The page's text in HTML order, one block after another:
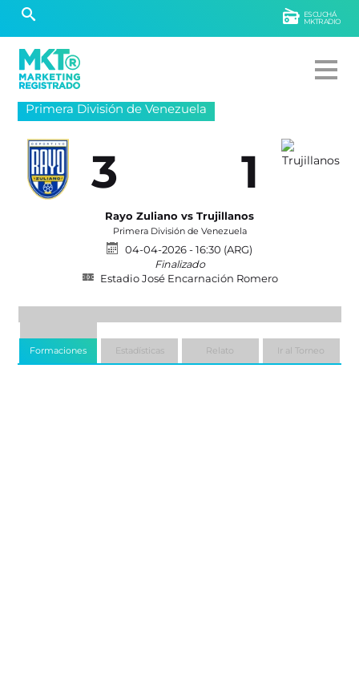
ESCUCHÁ
MKTRADIO
Primera División de Venezuela
3 1
Rayo Zuliano vs Trujillanos
Primera División de Venezuela
04-04-2026 - 16:30 (ARG)
Finalizado
Estadio José Encarnación Romero
Formaciones Estadísticas Relato Ir al Torneo